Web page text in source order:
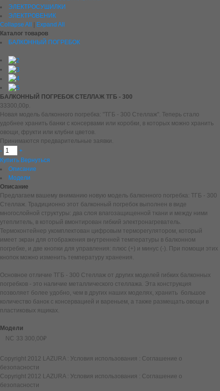
ЭЛЕКТРОСУШИЛКИ
ЭЛЕКТРОВЕНИК
Collapse All
Expand All
Каталог товаров
БАЛКОННЫЙ ПОГРЕБОК
БАЛКОННЫЙ ПОГРЕБОК СТЕЛЛАЖ ТГБ - 300
33300,00р.
Новая модель балконного погребка: "ТГБ - 300 Стеллаж". Теперь стало
удобнее хранить банки с консервами или коробки, в которых можно хранить
овощи, фрукти или клубни цветов.
Принимаются предварительные заявки.
-
+
Купить Вернуться
Описание
Модели
Описание
Предлагаем вашему вниманию новую модель балконного погребка: ТГБ - 300
Стеллаж. Традиционно этот балконный погребок выполнен в виде
многослойной структуры: два слоя влагозащищенной ткани и между ними
утеплитель, в который вмонтирован гибкий электронагреватель.
Термоконтейнер укомплектован цифровым терморегулятором, который
имеет экран для отображения внутренней температуры в балконном
погребке, и две кнопки для управления: плюс (+) и минус (-). При помощи этих
кнопок можно изменить температуру хранения.
Основное отличие ТГБ - 300 Стеллаж от других моделей гибких балконных
погребков - это наличие металлического стеллажа. Эта конструкция
позволяет более удобно, чем в других наших моделях, хранить большое
количество банок с консервацией и вареньем, а также размещать овощи в
пластиковых ящиках.
Модели
NC 33 300,00₽
Copyright 2012 LAZURA: Условия использования : Соглашение о
безопасности
Copyright 2012 LAZURA: Условия использования : Соглашение о
безопасности